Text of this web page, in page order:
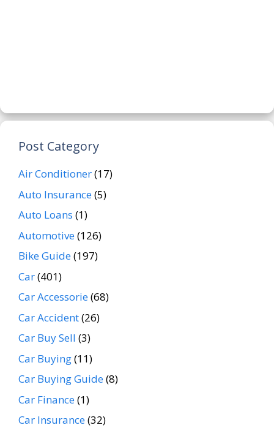
Post Category
Air Conditioner(17)
Auto Insurance(5)
Auto Loans (1)
Automotive(126)
Bike Guide(197)
Car(401)
Car Accessorie(68)
Car Accident(26)
Car Buy Sell (3)
Car Buying(11)
Car Buying Guide(8)
Car Finance(1)
Car Insurance(32)